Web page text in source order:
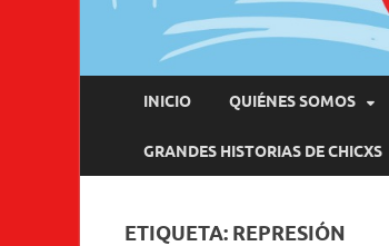
INICIO QUIÉNES SOMOS
GRANDES HISTORIAS DE CHICXS
ETIQUETA: REPRESIÓN